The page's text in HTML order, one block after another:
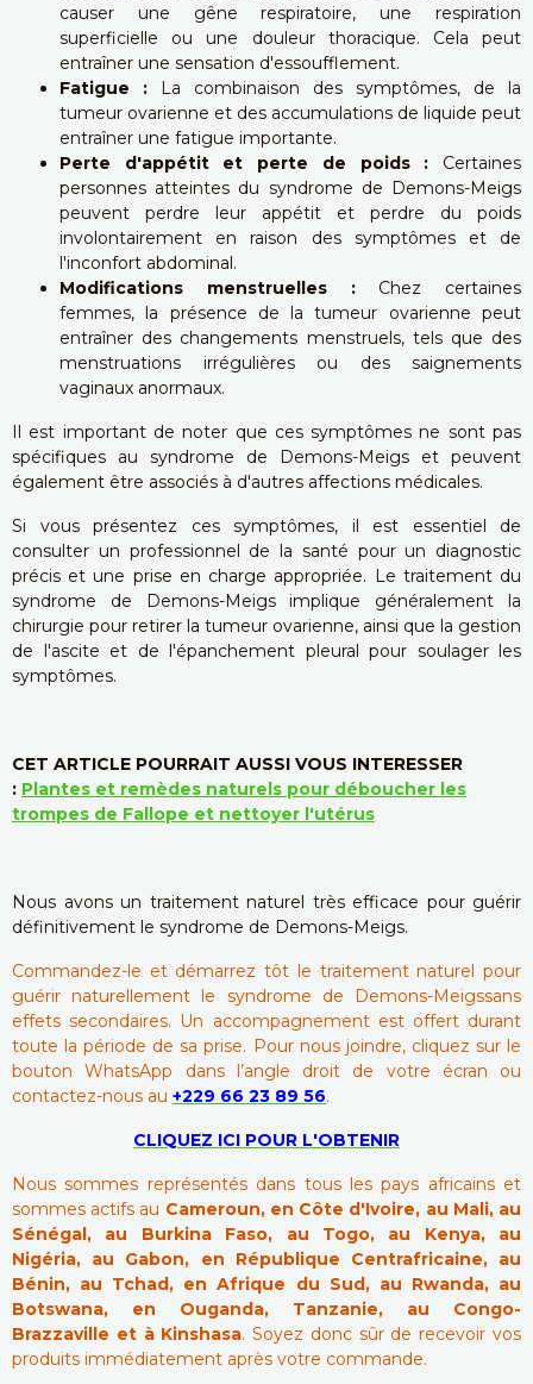
causer une gêne respiratoire, une respiration
superficielle ou une douleur thoracique. Cela peut
entraîner une sensation d'essoufflement.
Fatigue :
La combinaison des symptômes, de la
tumeur ovarienne et des accumulations de liquide peut
entraîner une fatigue importante.
Perte d'appétit et perte de poids : Certaines
personnes atteintes du syndrome de Demons-Meigs
peuvent perdre leur appétit et perdre du poids
involontairement en raison des symptômes et de
l'inconfort abdominal.
Modifications menstruelles :Chez certaines
femmes, la présence de la tumeur ovarienne peut
entraîner des changements menstruels, tels que des
menstruations irrégulières ou des saignements
vaginaux anormaux.
Il est important de noter que ces symptômes ne sont pas
spécifiques au syndrome de Demons-Meigs et peuvent
également être associés à d'autres affections médicales.
Si vous présentez ces symptômes, il est essentiel de
consulter un professionnel de la santé pour un diagnostic
précis et une prise en charge appropriée. Le traitement du
syndrome de Demons-Meigs implique généralement la
chirurgie pour retirer la tumeur ovarienne, ainsi que la gestion
de l'ascite et de l'épanchement pleural pour soulager les
symptômes.
CET ARTICLE POURRAIT AUSSI VOUS INTERESSER
: Plantes et remèdes naturels pour déboucher les
trompes de Fallope et nettoyer l'utérus
Nous avons un traitement naturel très efficace pour guérir
définitivement le syndrome de Demons-Meigs.
Commandez-le et démarrez tôt le traitement naturel pour
guérir naturellement le syndrome de Demons-Meigssans
effets secondaires. Un accompagnement est offert durant
toute la période de sa prise. Pour nous joindre, cliquez sur le
bouton WhatsApp dans l’angle droit de votre écran ou
contactez-nous au +229 66 23 89 56.
CLIQUEZ ICI POUR L'OBTENIR
Nous sommes représentés dans tous les pays africains et
sommes actifs au Cameroun, en Côte d'Ivoire, au Mali, au
Sénégal, au Burkina Faso, au Togo, au Kenya, au
Nigéria, au Gabon, en République Centrafricaine, au
Bénin, au Tchad, en Afrique du Sud, au Rwanda, au
Botswana, en Ouganda, Tanzanie, au Congo-
Brazzaville et à Kinshasa. Soyez donc sûr de recevoir vos
produits immédiatement après votre commande.